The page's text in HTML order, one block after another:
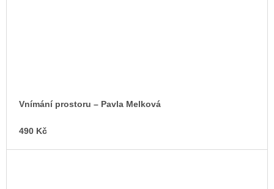
Vnímání prostoru – Pavla Melková
490 Kč